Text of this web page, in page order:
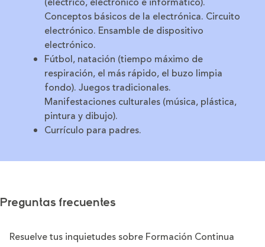
Conceptos básicos de la electrónica. Circuito
electrónico. Ensamble de dispositivo
electrónico.
Fútbol, natación (tiempo máximo de
respiración, el más rápido, el buzo limpia
fondo). Juegos tradicionales.
Manifestaciones culturales (música, plástica,
pintura y dibujo).
Currículo para padres.
Preguntas frecuentes
Resuelve tus inquietudes sobre Formación Continua